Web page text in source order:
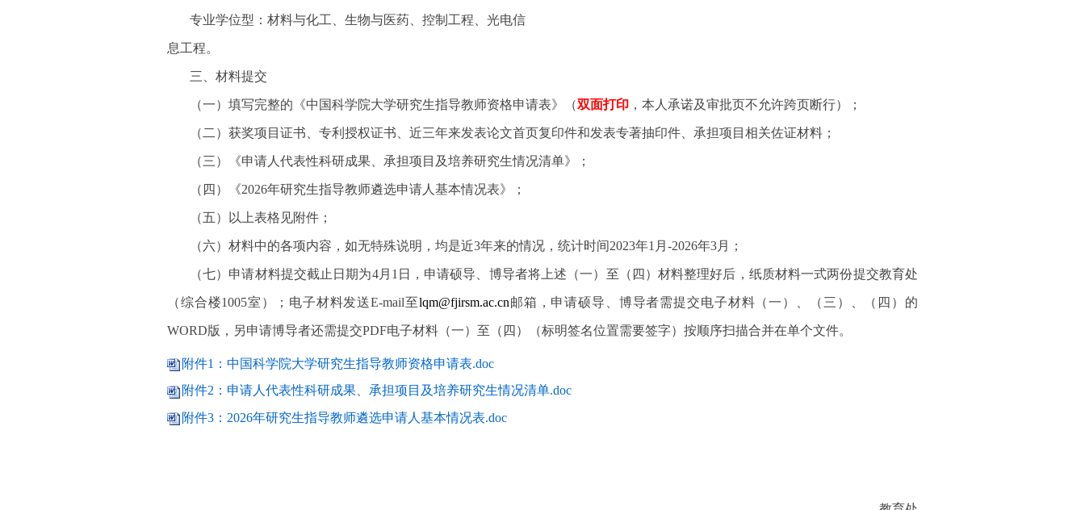
专业学位型：材料与化工、生物与医药、控制工程、光电信
息工程。
三、材料提交
（一）填写完整的《中国科学院大学研究生指导教师资格申请表》（双面打印 ，本人承诺及审批页不允许跨页断行）；
（二）获奖项目证书、专利授权证书、近三年来发表论文首页复印件和发表专著抽印件、承担项目相关佐证材料；
（三）《申请人代表性科研成果、承担项目及培养研究生情况清单》；
（四）《2026年研究生指导教师遴选申请人基本情况表》；
（五）以上表格见附件；
（六）材料中的各项内容，如无特殊说明，均是近3年来的情况，统计时间2023年1月-2026年3月；
（七）申请材料提交截止日期为4月1日，申请硕导、博导者将上述（一）至（四）材料整理好后，纸质材料一式两份提交教育处
（综合楼1005室）；电子材料发送E-mail至lqm@fjirsm.ac.cn邮箱，申请硕导、博导者需提交电子材料（一）、（三）、（四）的
WORD版，另申请博导者还需提交PDF电子材料（一）至（四）（标明签名位置需要签字）按顺序扫描合并在单个文件。
附件1：中国科学院大学研究生指导教师资格申请表.doc
附件2：申请人代表性科研成果、承担项目及培养研究生情况清单.doc
附件3：2026年研究生指导教师遴选申请人基本情况表.doc